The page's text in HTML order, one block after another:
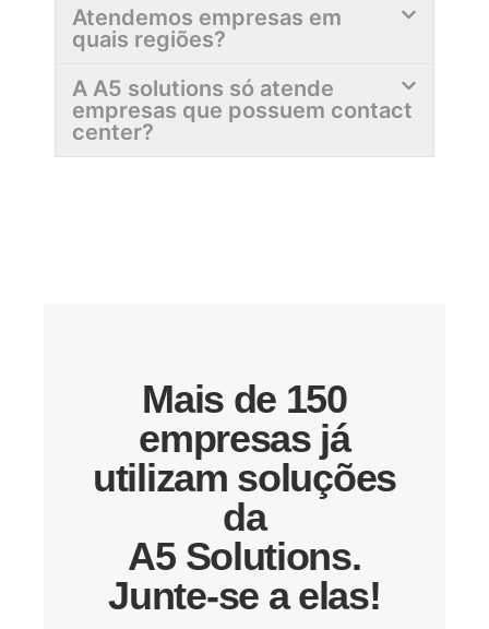
Atendemos empresas em
quais regiões?
A A5 solutions só atende
empresas que possuem contact
center?
Mais de 150
empresas já
utilizam soluções
da
A5 Solutions.
Junte-se a elas!